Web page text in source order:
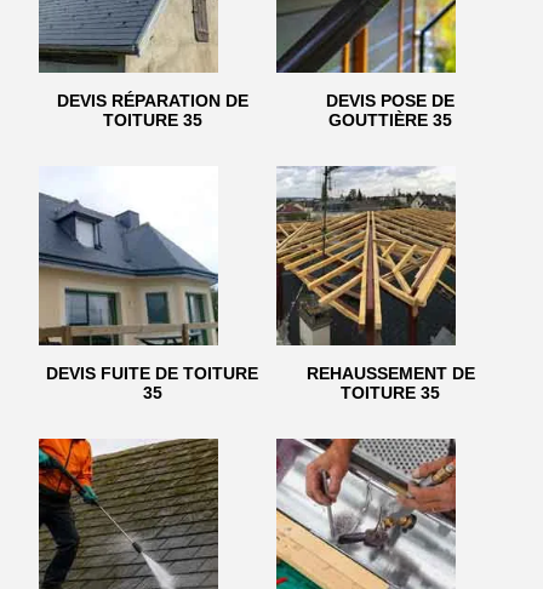
DEVIS RÉPARATION DE
TOITURE 35
DEVIS POSE DE
GOUTTIÈRE 35
DEVIS FUITE DE TOITURE
35
REHAUSSEMENT DE
TOITURE 35